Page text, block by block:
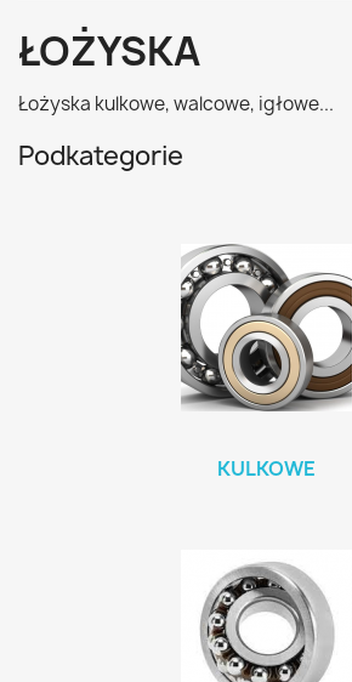
ŁOŻYSKA
Łożyska kulkowe, walcowe, igłowe...
Podkategorie
KULKOWE